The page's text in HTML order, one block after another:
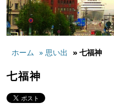
ホーム » 思い出 » 七福神
七福神